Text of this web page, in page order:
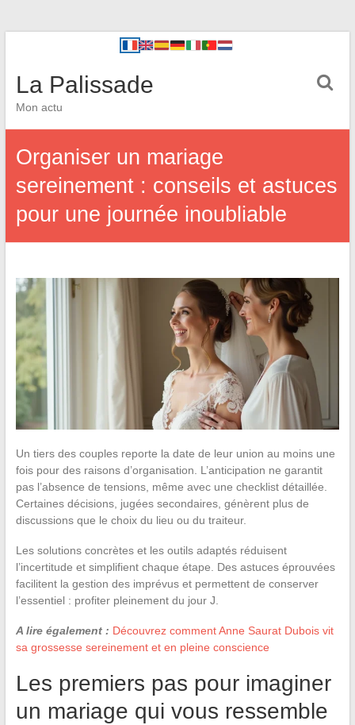
La Palissade
Mon actu
Organiser un mariage
sereinement : conseils et astuces
pour une journée inoubliable
Un tiers des couples reporte la date de leur union au moins une
fois pour des raisons d’organisation. L’anticipation ne garantit
pas l’absence de tensions, même avec une checklist détaillée.
Certaines décisions, jugées secondaires, génèrent plus de
discussions que le choix du lieu ou du traiteur.
Les solutions concrètes et les outils adaptés réduisent
l’incertitude et simplifient chaque étape. Des astuces éprouvées
facilitent la gestion des imprévus et permettent de conserver
l’essentiel : profiter pleinement du jour J.
A lire également : Découvrez comment Anne Saurat Dubois vit
sa grossesse sereinement et en pleine conscience
Les premiers pas pour imaginer
un mariage qui vous ressemble